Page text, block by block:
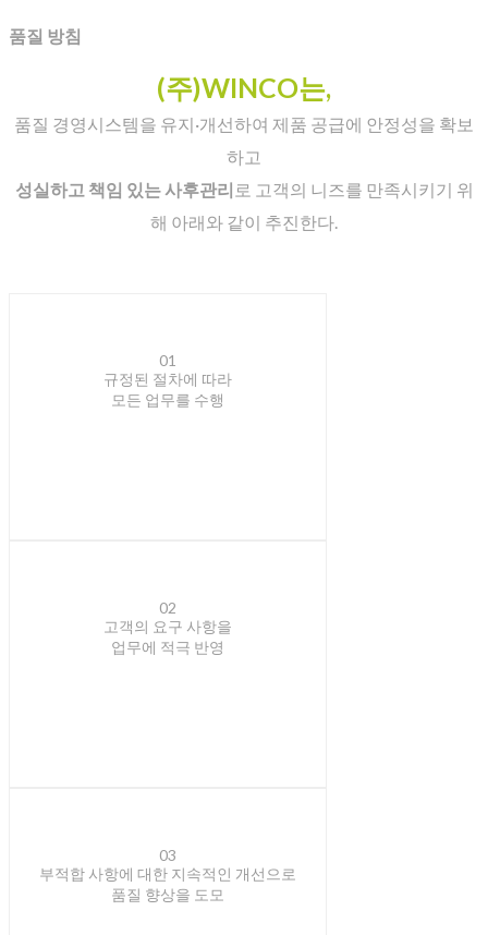
품질 방침
(주)WINCO는,
품질 경영시스템을 유지·개선하여 제품 공급에 안정성을 확보
하고
성실하고 책임 있는 사후관리 로 고객의 니즈를 만족시키기 위
해 아래와 같이 추진한다.
01
규정된 절차에 따라
모든 업무를 수행
02
고객의 요구 사항을
업무에 적극 반영
03
부적합 사항에 대한 지속적인 개선으로
품질 향상을 도모